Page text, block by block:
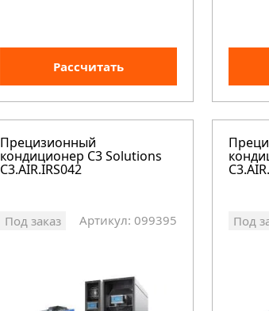
Рассчитать
Прецизионный
кондиционер C3 Solutions
C3.AIR.IRS042
Под заказ Артикул: 099395 Под